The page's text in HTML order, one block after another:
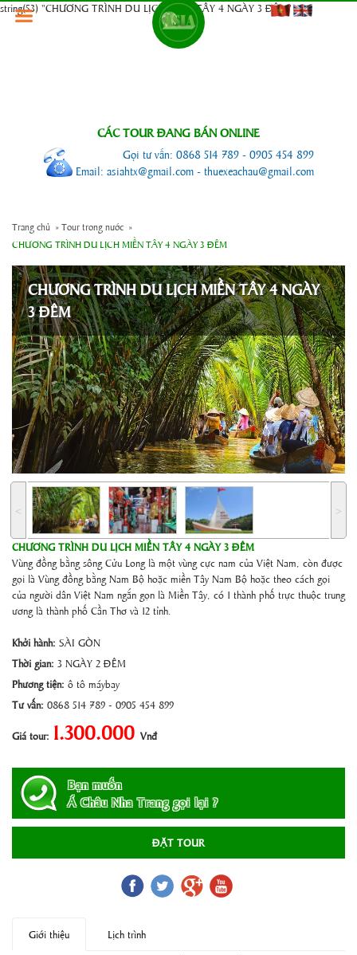
string(53) "CHƯƠNG TRÌNH DU LỊCH MIỀN TÂY 4 NGÀY 3 ĐÊM"
CÁC TOUR ĐANG BÁN ONLINE
Gọi tư vấn: 0868 514 789 - 0905 454 899
Email: asiahtx@gmail.com - thuexeachau@gmail.com
Trang chủ »Tour trong nước »
CHƯƠNG TRÌNH DU LỊCH MIỀN TÂY 4 NGÀY 3 ĐÊM
˂ ˃
CHƯƠNG TRÌNH DU LỊCH MIỀN TÂY 4 NGÀY
3 ĐÊM
CHƯƠNG TRÌNH DU LỊCH MIỀN TÂY 4 NGÀY 3 ĐÊM
Vùng đồng bằng sông Cửu Long là một vùng cực nam của Việt Nam, còn được
gọi là Vùng đồng bằng Nam Bộ hoặc miền Tây Nam Bộ hoặc theo cách gọi
của người dân Việt Nam ngắn gọn là Miền Tây, có 1 thành phố trực thuộc trung
ương là thành phố Cần Thơ và 12 tỉnh.
Khởi hành: SÀI GÒN
Thời gian: 3 NGÀY 2 ĐÊM
Phương tiện: ô tô máybay
Tư vấn: 0868 514 789 - 0905 454 899
Giá tour: 1.300.000 Vnđ
Bạn muốn
Á Châu Nha Trang gọi lại ?
ĐẶT TOUR
Giới thiệu Lịch trình